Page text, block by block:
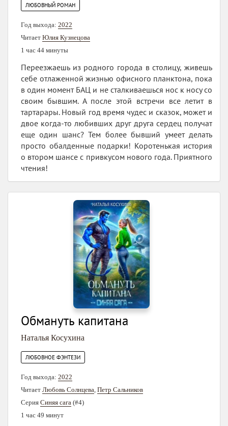
ЛЮБОВНЫЙ РОМАН
Год выхода: 2022
Читает Юлия Кузнецова
1 час 44 минуты
Переезжаешь из родного города в столицу, живешь
себе отлаженной жизнью офисного планктона, пока
в один момент БАЦ и не сталкиваешься нос к носу со
своим бывшим. А после этой встречи все летит в
тартарары. Новый год время чудес и сказок, может и
двое когда-то любивших друг друга сердец получат
еще один шанс? Тем более бывший умеет делать
просто обалденные подарки! Коротенькая история
о втором шансе с привкусом нового года. Приятного
чтения!
Обмануть капитана
Наталья Косухина
ЛЮБОВНОЕ ФЭНТЕЗИ
Год выхода: 2022
Читает Любовь Солнцева Петр Сальников
Серия Синяя сага (#4)
1 час 49 минут